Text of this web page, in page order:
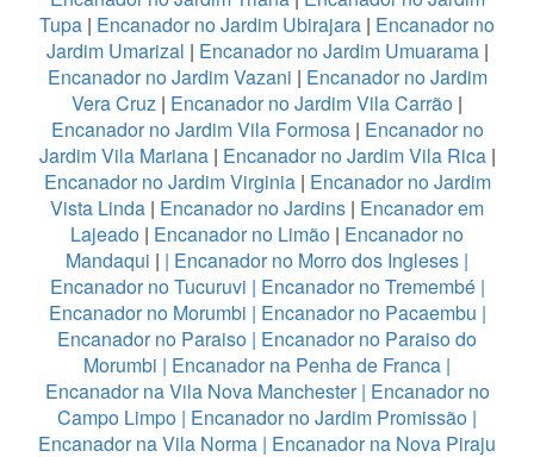
Tupa | Encanador no Jardim Ubirajara | Encanador no
Jardim Umarizal | Encanador no Jardim Umuarama|
Encanador no Jardim Vazani | Encanador no Jardim
Vera Cruz | Encanador no Jardim Vila Carrão |
Encanador no Jardim Vila Formosa| Encanador no
Jardim Vila Mariana| Encanador no Jardim Vila Rica|
Encanador no Jardim Virginia| Encanador no Jardim
Vista Linda | Encanador no Jardins | Encanador em
Lajeado | Encanador no Limão | Encanador no
Mandaqui | | Encanador no Morro dos Ingleses |
Encanador no Tucuruvi | Encanador no Tremembé|
Encanador no Morumbi | Encanador no Pacaembu |
Encanador no Paraiso | Encanador no Paraiso do
Morumbi | Encanador na Penha de Franca |
Encanador na Vila Nova Manchester| Encanador no
Campo Limpo | Encanador no Jardim Promissão |
Encanador na Vila Norma | Encanador na Nova Piraju